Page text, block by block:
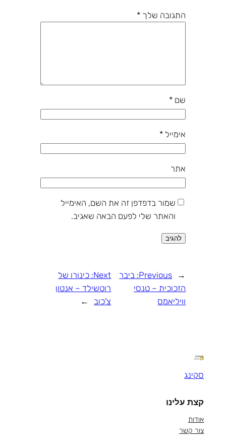
התגובה שלך *
שם *
אימייל *
אתר
שמור בדפדפן זה את השם, האימייל
והאתר שלי לפעם הבאה שאגיב.
←
Previous: ביבר
הזכוכית – טנסי
וויליאמס
Next: כינורו של
רוטשילד – אנטון
צ'כוב
→
סקינג
קצת עלינו
אודות
צור קשר